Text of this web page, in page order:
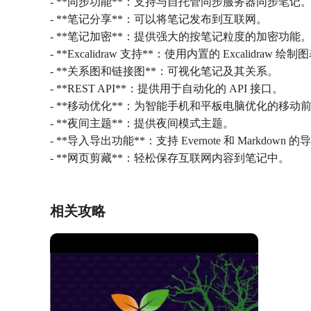
- **笔记分享**：可以将笔记发布到互联网。
- **笔记加密**：提供强大的按笔记粒度的加密功能。
- **Excalidraw 支持**：使用内置的 Excalidraw 绘制图
- **关系图和链接图**：可视化笔记及其关系。
- **REST API**：提供用于自动化的 API 接口。
- **移动优化**：为智能手机和平板电脑优化的移动前
- **夜间主题**：提供夜间模式主题。
- **导入导出功能**：支持 Evernote 和 Markdown 的导
- **网页剪藏**：轻松保存互联网内容到笔记中。
相关攻略